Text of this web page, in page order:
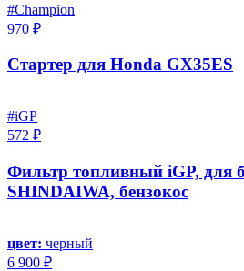
#Champion
970 ₽
Стартер для Honda GX35ES
#iGP
572 ₽
Фильтр топливный iGP, для
SHINDAIWA, бензокос
цвет: черный
6 900 ₽